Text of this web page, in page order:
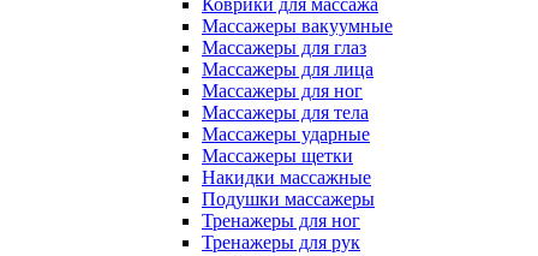
Коврики для массажа
Массажеры вакуумные
Массажеры для глаз
Массажеры для лица
Массажеры для ног
Массажеры для тела
Массажеры ударные
Массажеры щетки
Накидки массажные
Подушки массажеры
Тренажеры для ног
Тренажеры для рук